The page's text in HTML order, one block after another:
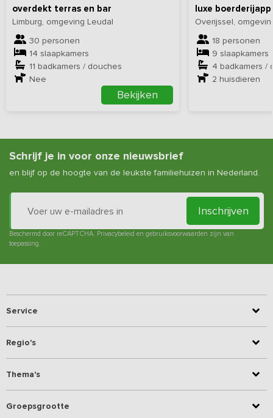
overdekt terras en bar
Limburg, omgeving Leudal
30 personen
14 slaapkamers
11 badkamers / douches
Nee
Bekijken
luxe
Overijssel,
18 personen
9 slaapkamers
4 badkamers /
2 huisdieren
Schrijf je in voor onze nieuwsbrief
en blijf op de hoogte van de leukste familiehuizen in Nederland.
Inschrijven
Beschermd door reCAPTCHA. Privacybeleid en gebruiksvoorwaarden zijn van
toepassing.
Service
Regio's
Thema's
Groepsgrootte